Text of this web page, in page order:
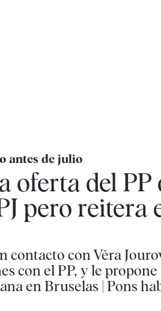
antes de julio
oferta del
pero reitera
contacto con Věra
con el PP, y le
en Bruselas | Pons